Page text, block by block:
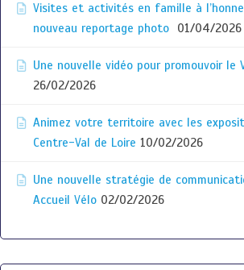
Visites et activités en famille à
nouveau reportage photo
01/04/2026
Une nouvelle vidéo pour promouvoir le
26/02/2026
Animez votre territoire avec les
Centre-Val de Loire 10/02/2026
Une nouvelle stratégie de
Accueil Vélo 02/02/2026